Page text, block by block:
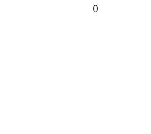
0